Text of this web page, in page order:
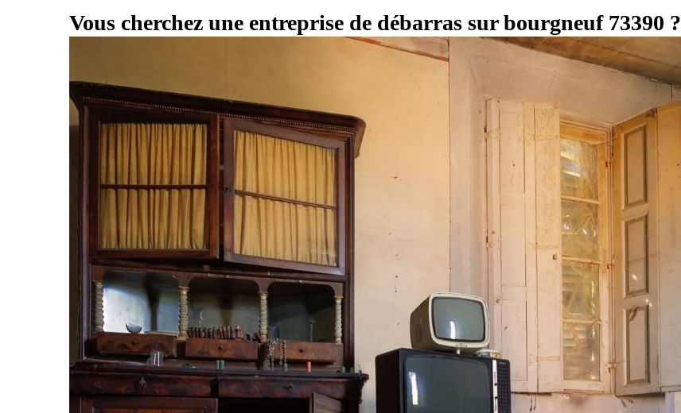
Vous cherchez une entreprise de débarras sur bourgneuf 73390 ?